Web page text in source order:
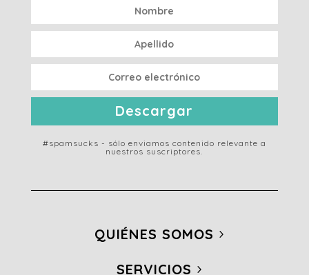
Descargar
#spamsucks - sólo enviamos contenido relevante a
nuestros suscriptores.
QUIÉNES SOMOS
SERVICIOS